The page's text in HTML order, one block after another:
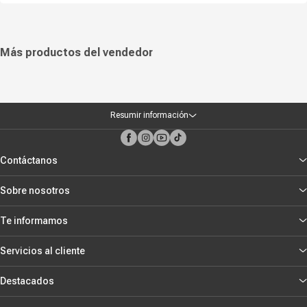
Más productos del vendedor
Resumir información
Contáctanos
Sobre nosotros
Te informamos
Servicios al cliente
Destacados